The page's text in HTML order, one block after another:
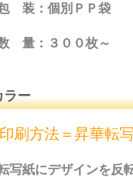
装：個別ＰＰ袋
量：３００枚～
ラー
印刷方法＝昇華転
写紙にデザインを反